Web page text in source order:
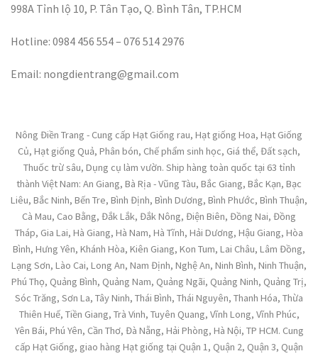
998A Tỉnh lộ 10, P. Tân Tạo, Q. Bình Tân, TP.HCM
Hotline: 0984 456 554 – 076 514 2976
Email: nongdientrang@gmail.com
Nông Điền Trang - Cung cấp Hạt Giống rau, Hạt giống Hoa, Hạt Giống
Củ, Hạt giống Quả, Phân bón, Chế phẩm sinh học, Giá thể, Đất sạch,
Thuốc trừ sâu, Dụng cụ làm vườn. Ship hàng toàn quốc tại 63 tỉnh
thành Việt Nam: An Giang, Bà Rịa - Vũng Tàu, Bắc Giang, Bắc Kạn, Bạc
Liêu, Bắc Ninh, Bến Tre, Bình Định, Bình Dương, Bình Phước, Bình Thuận,
Cà Mau, Cao Bằng, Đắk Lắk, Đắk Nông, Điện Biên, Đồng Nai, Đồng
Tháp, Gia Lai, Hà Giang, Hà Nam, Hà Tĩnh, Hải Dương, Hậu Giang, Hòa
Bình, Hưng Yên, Khánh Hòa, Kiên Giang, Kon Tum, Lai Châu, Lâm Đồng,
Lạng Sơn, Lào Cai, Long An, Nam Định, Nghệ An, Ninh Bình, Ninh Thuận,
Phú Thọ, Quảng Bình, Quảng Nam, Quảng Ngãi, Quảng Ninh, Quảng Trị,
Sóc Trăng, Sơn La, Tây Ninh, Thái Bình, Thái Nguyên, Thanh Hóa, Thừa
Thiên Huế, Tiền Giang, Trà Vinh, Tuyên Quang, Vĩnh Long, Vĩnh Phúc,
Yên Bái, Phú Yên, Cần Thơ, Đà Nẵng, Hải Phòng, Hà Nội, TP HCM. Cung
cấp Hạt Giống, giao hàng Hạt giống tại Quận 1, Quận 2, Quận 3, Quận